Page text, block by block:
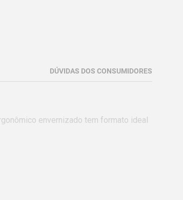
DÚVIDAS DOS CONSUMIDORES
envernizado tem formato ideal